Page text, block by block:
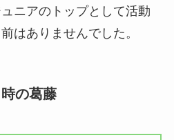
ニアのトップとして活動
はありませんでした。
の葛藤